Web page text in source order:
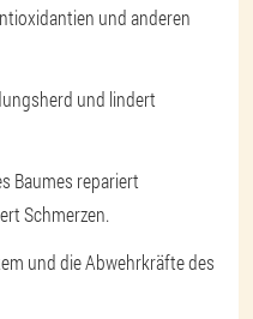
und anderen
und lindert
Baumes repariert
Schmerzen.
und die Abwehrkräfte des